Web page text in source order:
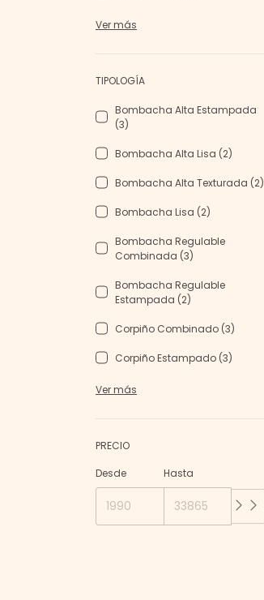
Ver más
TIPOLOGÍA
Bombacha Alta Estampada
(3)
Bombacha Alta Lisa (2)
Bombacha Alta Texturada (2)
Bombacha Lisa (2)
Bombacha Regulable
Combinada (3)
Bombacha Regulable
Estampada (2)
Corpiño Combinado (3)
Corpiño Estampado (3)
Ver más
PRECIO
Desde
Hasta